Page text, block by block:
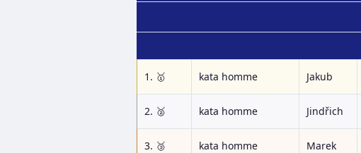
1. 🥇 kata homme Jakub
2. 🥈 kata homme Jindřich
3. 🥉 kata homme Marek